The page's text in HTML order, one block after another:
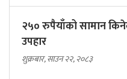
२५० रुपैयाँको सामान
उपहार
शुक्रबार, साउन २२, २०८३